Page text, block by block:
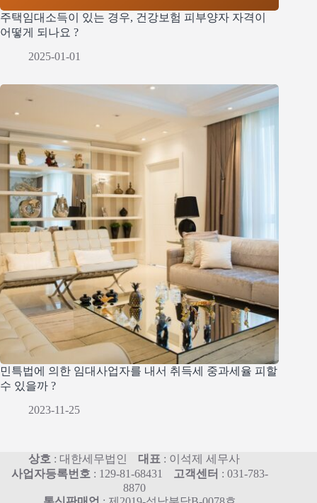
주택임대소득이 있는 경우, 건강보험 피부양자 자격이
어떻게 되나요 ?
2025-01-01
민특법에 의한 임대사업자를 내서 취득세 중과세율 피할
수 있을까 ?
2023-11-25
상호 : 대한세무법인 대표 : 이석제 세무사
사업자등록번호: 129-81-68431 고객센터 : 031-783-
8870